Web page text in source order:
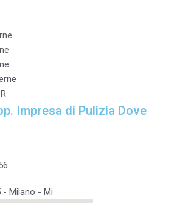
Impresa di Pulizia Dove
- Milano - Mi